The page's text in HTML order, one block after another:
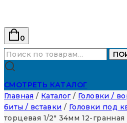
0
Искать:
СМОТРЕТЬ КАТАЛОГ
Главная / Каталог / Головки /
биты / вставки / Головки под
торцевая 1/2″ 34мм 12-